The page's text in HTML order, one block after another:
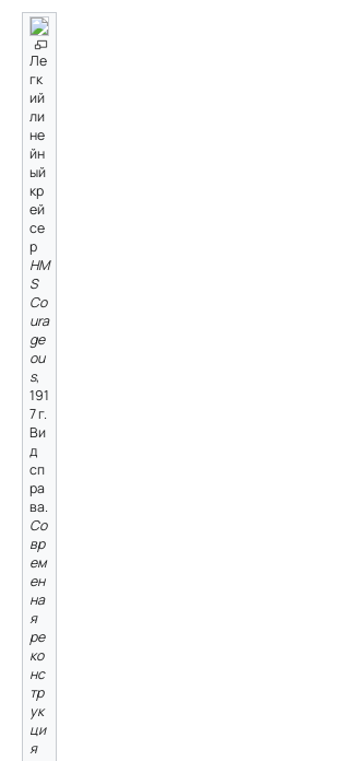
Ле
гк
ий
ли
не
йн
ый
кр
ей
се
р
HM
S
Co
ura
ge
ou
s,
191
7 г.
Ви
д
сп
ра
ва.
Со
вр
ем
ен
на
я
ре
ко
нс
тр
ук
ци
я